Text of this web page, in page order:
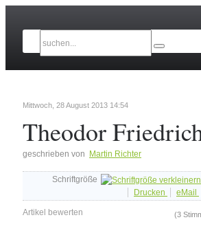
Mittwoch, 28 August 2013 14:54
Theodor
geschrieben von Martin Richter
Schriftgröße
Drucken
eMail
Artikel bewerten (3